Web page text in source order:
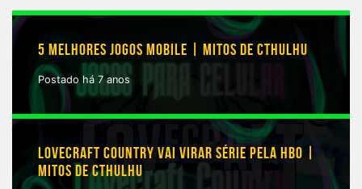
5 MELHORES JOGOS MOBILE | MITOS DE CTHULHU
Postado há 7 anos
LOVECRAFT COUNTRY VAI VIRAR SÉRIE PELA HBO |
MITOS DE CTHULHU